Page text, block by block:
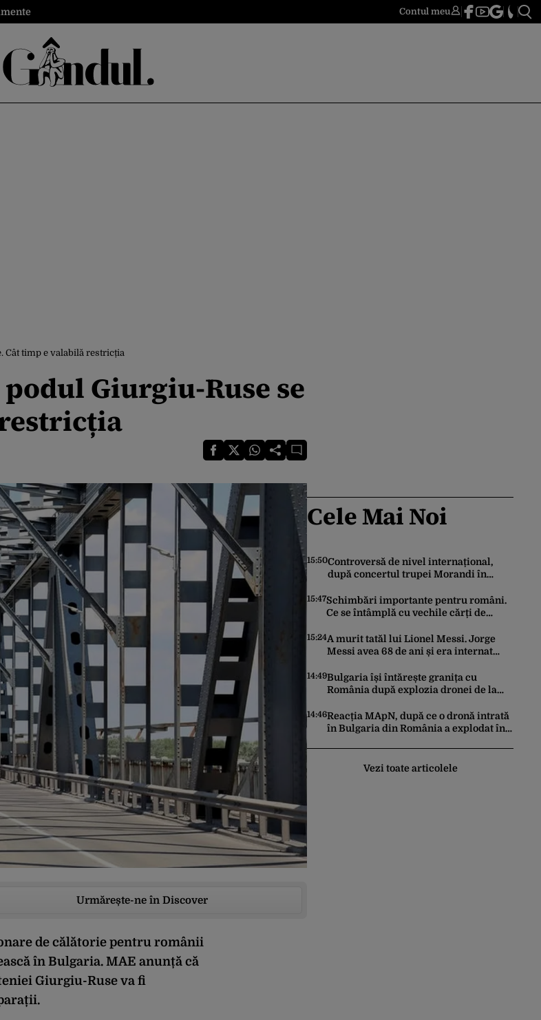
Contul meu
Cât timp e valabilă restricția
Giurgiu-Ruse se
Urmărește-ne în Discover
de călătorie pentru românii
în Bulgaria. MAE anunță că
Giurgiu-Ruse va fi
Cele Mai Noi
15:50Controversă de nivel internațional,
după concertul trupei Morandi în
protecția Rusiei
15:47Schimbări importante pentru români.
Ce se întâmplă cu vechile cărți de
valabile buletinele clasice
15:24A murit tatăl lui Lionel Messi. Jorge
Messi avea 68 de ani și era internat
14:49Bulgaria își întărește granița cu
România după explozia dronei de la
frontiera cu Turcia
14:46Reacția MApN, după ce o dronă intrată
în Bulgaria din România a explodat în
Vezi toate articolele